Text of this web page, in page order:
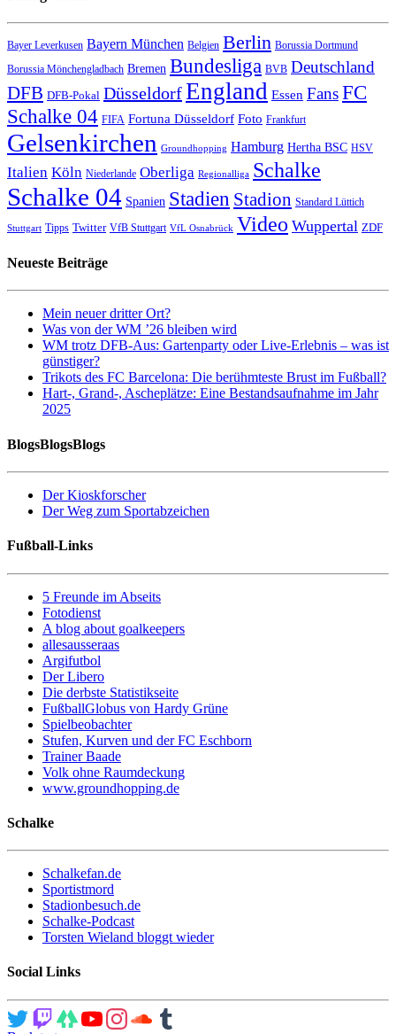
Bayer Leverkusen Bayern München Belgien Berlin Borussia Dortmund
Borussia Mönchengladbach Bremen Bundesliga BVB Deutschland
DFB DFB-Pokal DüsseldorfEngland Essen FansFC
Schalke 04 FIFA Fortuna Düsseldorf Foto Frankfurt
Gelsenkirchen Groundhopping Hamburg Hertha BSC HSV
Italien Köln Niederlande Oberliga Regionalliga Schalke
Schalke 04 Spanien Stadien Stadion Standard Lüttich
Stuttgart Tipps Twitter VfB Stuttgart VfL Osnabrück Video Wuppertal ZDF
Neueste Beiträge
Mein neuer dritter Ort?
Was von der WM ’26 bleiben wird
WM trotz DFB-Aus: Gartenparty oder Live-Erlebnis – was ist
günstiger?
Trikots des FC Barcelona: Die berühmteste Brust im Fußball?
Hart-, Grand-, Ascheplätze: Eine Bestandsaufnahme im Jahr
2025
BlogsBlogsBlogs
Der Kioskforscher
Der Weg zum Sportabzeichen
Fußball-Links
5 Freunde im Abseits
Fotodienst
A blog about goalkeepers
allesausseraas
Argifutbol
Der Libero
Die derbste Statistikseite
FußballGlobus von Hardy Grüne
Spielbeobachter
Stufen, Kurven und der FC Eschborn
Trainer Baade
Volk ohne Raumdeckung
www.groundhopping.de
Schalke
Schalkefan.de
Sportistmord
Stadionbesuch.de
Schalke-Podcast
Torsten Wieland bloggt wieder
Social Links